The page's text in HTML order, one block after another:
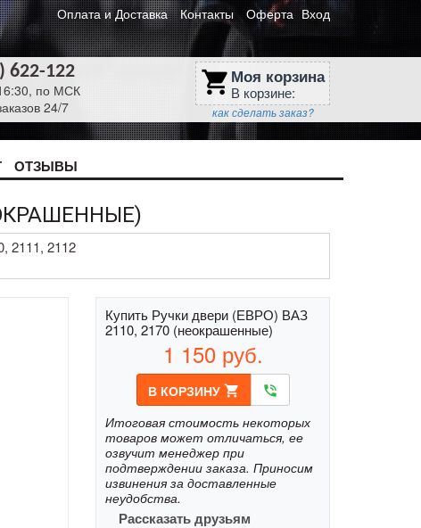
Оплата и Доставка Контакты Оферта Вход
622-122
по МСК
24/7
shopping_cart Моя корзина
В корзине:
как сделать заказ?
ОТЗЫВЫ
2111, 2112
Купить Ручки двери (ЕВРО) ВАЗ
2110, 2170 (неокрашенные)
1 150 руб.
В КОРЗИНУ shopping_cart phone_in_talk
Итоговая стоимость некоторых
товаров может отличаться, ее
озвучит менеджер при
подтверждении заказа. Приносим
извинения за доставленные
неудобства.
Рассказать друзьям